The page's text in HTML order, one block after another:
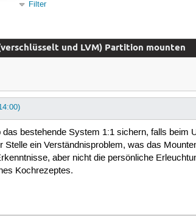
Filter
und LVM) Partition mounten
bestehende System 1:1 sichern, falls beim
ein Verständnisproblem, was das
aber nicht die persönliche
Kochrezeptes.